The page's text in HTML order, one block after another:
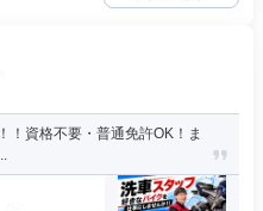
！資格不要・普通免許OK！ま